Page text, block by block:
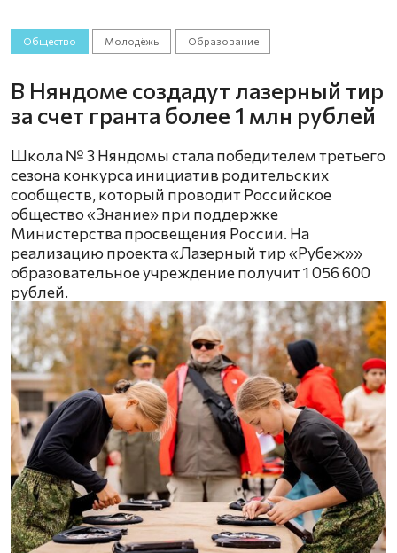
Общество Молодёжь Образование
В Няндоме создадут лазерный тир
за счет гранта более 1 млн рублей
Школа № 3 Няндомы стала победителем третьего
сезона конкурса инициатив родительских
сообществ, который проводит Российское
общество «Знание» при поддержке
Министерства просвещения России. На
реализацию проекта «Лазерный тир «Рубеж»»
образовательное учреждение получит 1 056 600
рублей.